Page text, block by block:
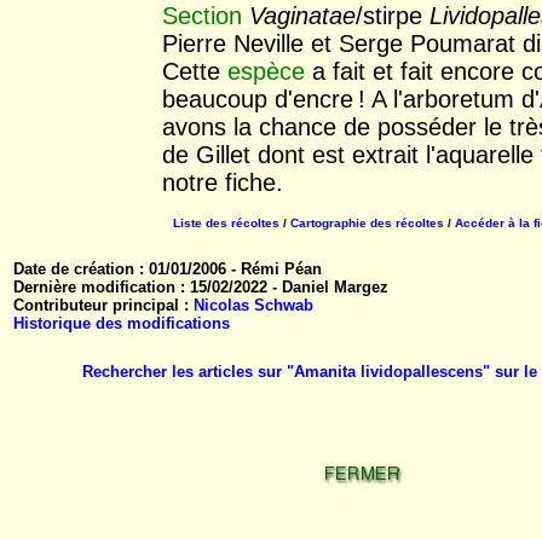
Section Vaginatae/stirpe
Pierre Neville et Serge Poumarat
Cetteespèce a fait et fait encore
beaucoup d'encre ! A l'arboretum
avons la chance de posséder le
de Gillet dont est extrait
notre fiche.
Liste des récoltes /Cartographie des récoltes /Accéder à la
Date de création : 01/01/2006 - Rémi Péan
Dernière modification : 15/02/2022 - Daniel Margez
Contributeur principal :Nicolas Schwab
Historique des modifications
Rechercher les articles sur "Amanita lividopallescens" sur le